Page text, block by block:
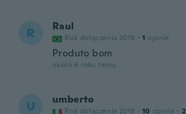
R Raul
Rok dołączenia 2018 · 1 opinie
Produto bom
około 6 roku temu
U umberto
Rok dołączenia 2018 · 10 opinie · 2